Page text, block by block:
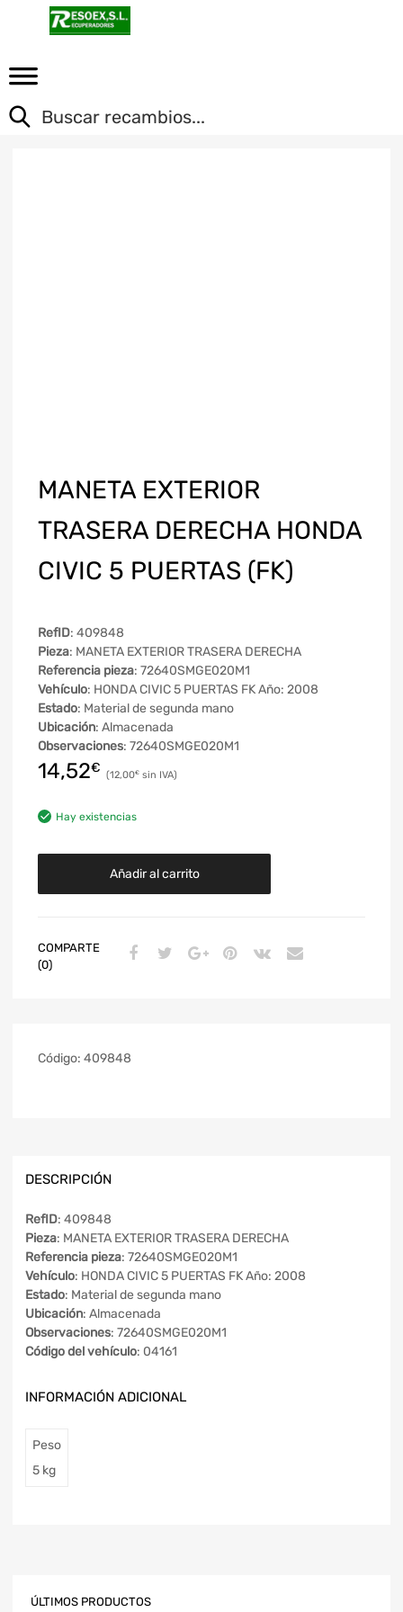
MANETA EXTERIOR
TRASERA DERECHA HONDA
CIVIC 5 PUERTAS (FK)
RefID: 409848
Pieza: MANETA EXTERIOR TRASERA DERECHA
Referencia pieza: 72640SMGE020M1
Vehículo: HONDA CIVIC 5 PUERTAS FK Año: 2008
Estado: Material de segunda mano
Ubicación: Almacenada
Observaciones: 72640SMGE020M1
14,52€ 12,00€
Hay existencias
Añadir al carrito
COMPARTE
(0)
Código: 409848
DESCRIPCIÓN
RefID: 409848
Pieza: MANETA EXTERIOR TRASERA DERECHA
Referencia pieza: 72640SMGE020M1
Vehículo: HONDA CIVIC 5 PUERTAS FK Año: 2008
Estado: Material de segunda mano
Ubicación: Almacenada
Observaciones: 72640SMGE020M1
Código del vehículo: 04161
INFORMACIÓN ADICIONAL
Peso
5 kg
ÚLTIMOS PRODUCTOS